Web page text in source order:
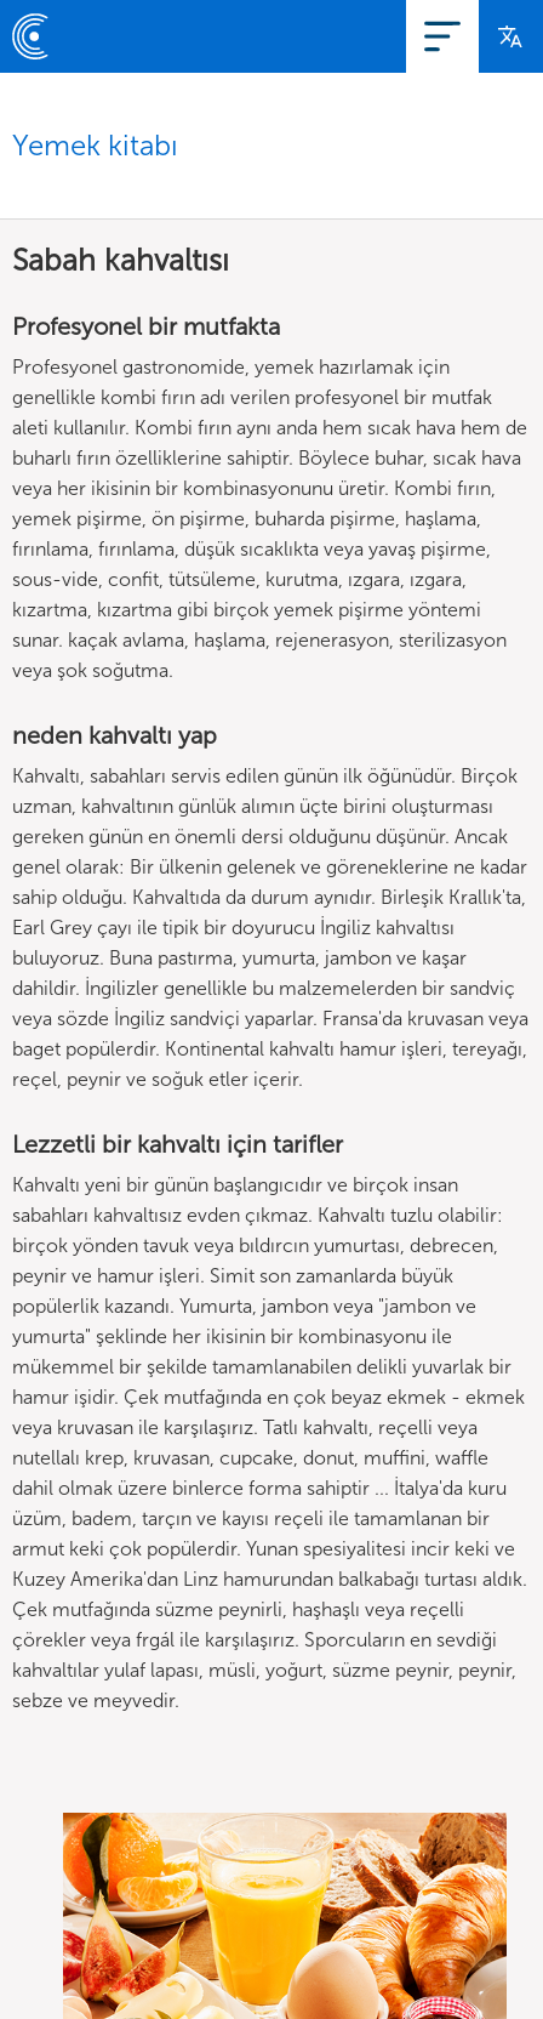
Yemek kitabı
Sabah kahvaltısı
Profesyonel bir mutfakta
Profesyonel gastronomide, yemek hazırlamak için
genellikle kombi fırın adı verilen profesyonel bir mutfak
aleti kullanılır. Kombi fırın aynı anda hem sıcak hava hem de
buharlı fırın özelliklerine sahiptir. Böylece buhar, sıcak hava
veya her ikisinin bir kombinasyonunu üretir. Kombi fırın,
yemek pişirme, ön pişirme, buharda pişirme, haşlama,
fırınlama, fırınlama, düşük sıcaklıkta veya yavaş pişirme,
sous-vide, confit, tütsüleme, kurutma, ızgara, ızgara,
kızartma, kızartma gibi birçok yemek pişirme yöntemi
sunar. kaçak avlama, haşlama, rejenerasyon, sterilizasyon
veya şok soğutma.
neden kahvaltı yap
Kahvaltı, sabahları servis edilen günün ilk öğünüdür. Birçok
uzman, kahvaltının günlük alımın üçte birini oluşturması
gereken günün en önemli dersi olduğunu düşünür. Ancak
genel olarak: Bir ülkenin gelenek ve göreneklerine ne kadar
sahip olduğu. Kahvaltıda da durum aynıdır. Birleşik Krallık'ta,
Earl Grey çayı ile tipik bir doyurucu İngiliz kahvaltısı
buluyoruz. Buna pastırma, yumurta, jambon ve kaşar
dahildir. İngilizler genellikle bu malzemelerden bir sandviç
veya sözde İngiliz sandviçi yaparlar. Fransa'da kruvasan veya
baget popülerdir. Kontinental kahvaltı hamur işleri, tereyağı,
reçel, peynir ve soğuk etler içerir.
Lezzetli bir kahvaltı için tarifler
Kahvaltı yeni bir günün başlangıcıdır ve birçok insan
sabahları kahvaltısız evden çıkmaz. Kahvaltı tuzlu olabilir:
birçok yönden tavuk veya bıldırcın yumurtası, debrecen,
peynir ve hamur işleri. Simit son zamanlarda büyük
popülerlik kazandı. Yumurta, jambon veya "jambon ve
yumurta" şeklinde her ikisinin bir kombinasyonu ile
mükemmel bir şekilde tamamlanabilen delikli yuvarlak bir
hamur işidir. Çek mutfağında en çok beyaz ekmek - ekmek
veya kruvasan ile karşılaşırız. Tatlı kahvaltı, reçelli veya
nutellalı krep, kruvasan, cupcake, donut, muffini, waffle
dahil olmak üzere binlerce forma sahiptir ... İtalya'da kuru
üzüm, badem, tarçın ve kayısı reçeli ile tamamlanan bir
armut keki çok popülerdir. Yunan spesiyalitesi incir keki ve
Kuzey Amerika'dan Linz hamurundan balkabağı turtası aldık.
Çek mutfağında süzme peynirli, haşhaşlı veya reçelli
çörekler veya frgál ile karşılaşırız. Sporcuların en sevdiği
kahvaltılar yulaf lapası, müsli, yoğurt, süzme peynir, peynir,
sebze ve meyvedir.